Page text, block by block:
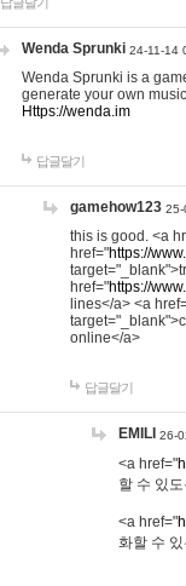
Wenda Sprunki 24-11-14
Wenda Sprunki is a
generate your own
Https://wenda.im
답글달기
gamehow123 25-
this is good. <a
href="https://
href="https://
lines</a> <a
online</a>
답글달기
EMILI 26-
<a href="
할 수 있
<a href="
화할 수